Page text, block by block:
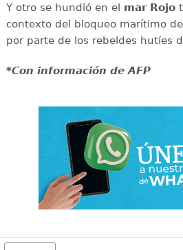
Y otro se hundió en el mar Rojo
contexto del bloqueo marítimo
por parte de los rebeldes hutíes
*Con información de AFP